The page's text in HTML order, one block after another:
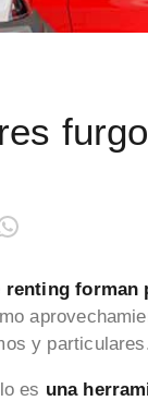
renting
y
es una